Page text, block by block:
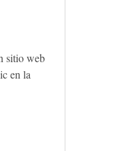
sitio web
en la